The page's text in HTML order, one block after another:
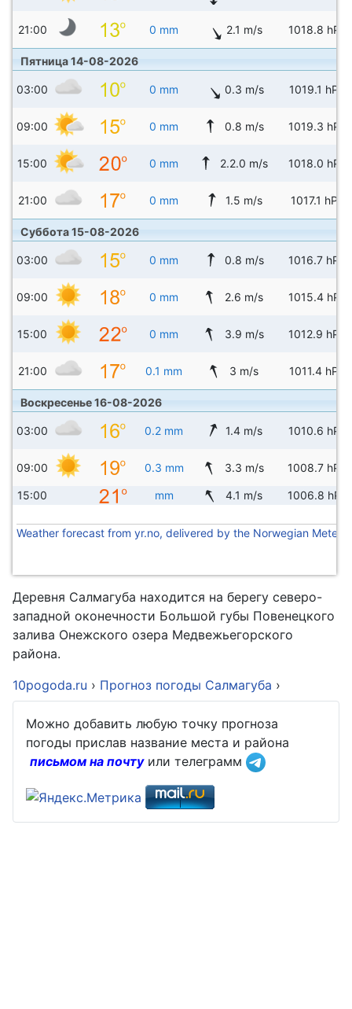
21:00 0 mm 2.1 m/s 1018.8 hPa
Пятница 14-08-2026
03:00 0 mm 0.3 m/s 1019.1 hPa
09:00 0 mm 0.8 m/s 1019.3 hPa
15:00 0 mm 2.2.0 m/s 1018.0 hPa
21:00 0 mm 1.5 m/s 1017.1 hPa
Суббота 15-08-2026
03:00 0 mm 0.8 m/s 1016.7 hPa
09:00 0 mm 2.6 m/s 1015.4 hPa
15:00 0 mm 3.9 m/s 1012.9 hPa
21:00 0.1 mm 3 m/s 1011.4 hPa
Воскресенье 16-08-2026
03:00 0.2 mm 1.4 m/s 1010.6 hPa
09:00 0.3 mm 3.3 m/s 1008.7 hPa
15:00 mm 4.1 m/s 1006.8 hPa
Weather forecast from yr.no, delivered by the Norwegian
Деревня Салмагуба находится на берегу северо-
западной оконечности Большой губы Повенецкого
залива Онежского озера Медвежьегорского
района.
10pogoda.ru › Прогноз погоды Салмагуба ›
Можно добавить любую точку прогноза
погоды прислав название места и района
письмом на почтуили телеграмм